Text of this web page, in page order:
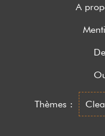
A
Thèmes :